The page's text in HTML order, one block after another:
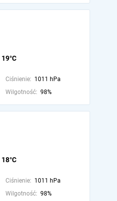
19°C
Ciśnienie: 1011 hPa
Wilgotność: 98%
18°C
Ciśnienie: 1011 hPa
Wilgotność: 98%